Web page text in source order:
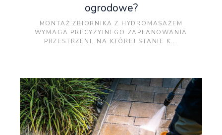
ogrodowe?
MONTAŻ ZBIORNIKA Z HYDROMASAŻEM
WYMAGA PRECYZYJNEGO ZAPLANOWANIA
PRZESTRZENI, NA KTÓREJ STANIE K...